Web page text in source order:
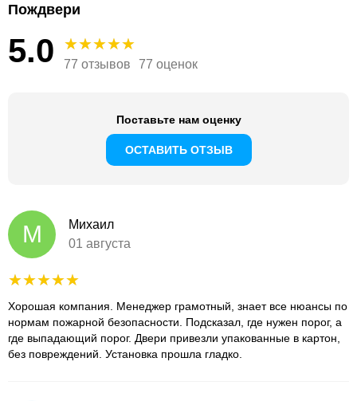
Пождвери
5.0 77 отзывов 77 оценок
Поставьте нам оценку
ОСТАВИТЬ ОТЗЫВ
М
Михаил
01 августа
Хорошая компания. Менеджер грамотный, знает все нюансы по
нормам пожарной безопасности. Подсказал, где нужен порог, а
где выпадающий порог. Двери привезли упакованные в картон,
без повреждений. Установка прошла гладко.